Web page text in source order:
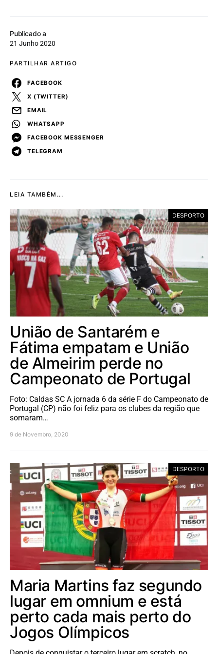
Publicado a
21 Junho 2020
PARTILHAR ARTIGO
FACEBOOK
X (TWITTER)
EMAIL
WHATSAPP
FACEBOOK MESSENGER
TELEGRAM
LEIA TAMBÉM...
DESPORTO
União de Santarém e
Fátima empatam e União
de Almeirim perde no
Campeonato de Portugal
Foto: Caldas SC A jornada 6 da série F do Campeonato de
Portugal (CP) não foi feliz para os clubes da região que
somaram…
9 de Novembro, 2020
DESPORTO
Maria Martins faz segundo
lugar em omnium e está
perto cada mais perto do
Jogos Olímpicos